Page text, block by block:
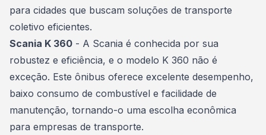
para cidades que buscam soluções de transporte
coletivo eficientes.
Scania K 360 - A Scania é conhecida por sua
robustez e eficiência, e o modelo K 360 não é
exceção. Este ônibus oferece excelente desempenho,
baixo consumo de combustível e facilidade de
manutenção, tornando-o uma escolha econômica
para empresas de transporte.